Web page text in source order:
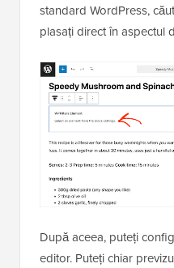
standard WordPress,
plasați direct în aspectul
După aceea, puteți
editor. Puteți chiar